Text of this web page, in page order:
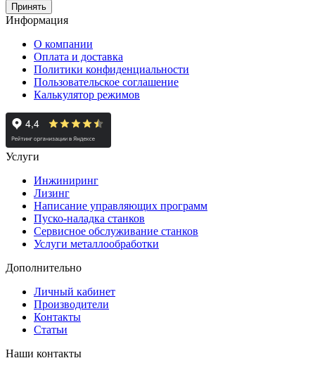
Принять
Информация
О компании
Оплата и доставка
Политики конфиденциальности
Пользовательское соглашение
Калькулятор режимов
Услуги
Инжиниринг
Лизинг
Написание управляющих программ
Пуско-наладка станков
Сервисное обслуживание станков
Услуги металлообработки
Дополнительно
Личный кабинет
Производители
Контакты
Статьи
Наши контакты